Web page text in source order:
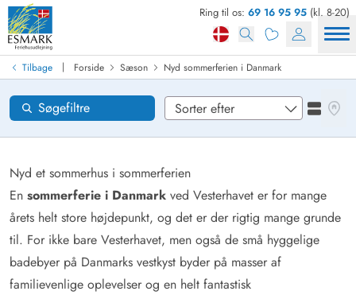
Ring til os: 69 16 95 95 (kl. 8-20)
Tilbage | Forside Sæson Nyd sommerferien i Danmark
Nyd et sommerhus i sommerferien
En sommerferie i Danmark ved Vesterhavet er for mange
årets helt store højdepunkt, og det er der rigtig mange grunde
til. For ikke bare Vesterhavet, men også de små hyggelige
badebyer på Danmarks vestkyst byder på masser af
familievenlige oplevelser og en helt fantastisk
Søgefiltre
Se
Find sommerhus
Ankomst
Områder
Ønsker til huset
Loading...